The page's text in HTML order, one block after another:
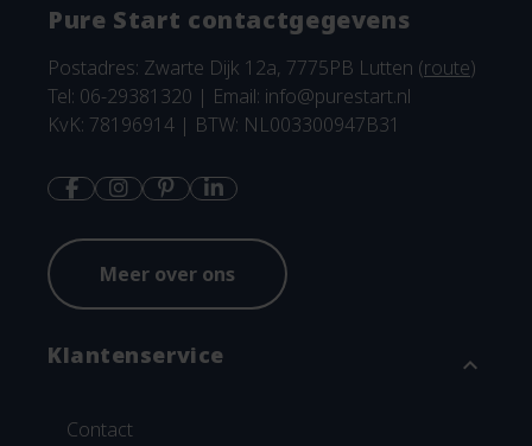
Pure Start contactgegevens
Postadres: Zwarte Dijk 12a, 7775PB Lutten (route)
Tel: 06-29381320 | Email: info@purestart.nl
KvK: 78196914 | BTW: NL003300947B31
Meer over ons
Klantenservice expand_more
Contact